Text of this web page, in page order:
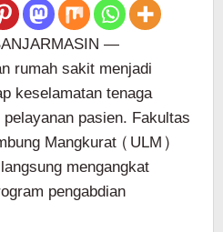
—
rumah sakit menjadi
keselamatan tenaga
pasien. Fakultas
Mangkurat (ULM)
mengangkat
pengabdian